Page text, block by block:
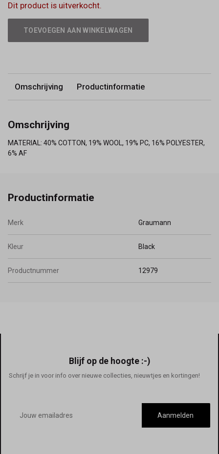
Dit product is uitverkocht.
TOEVOEGEN AAN WINKELWAGEN
Omschrijving Productinformatie
Omschrijving
MATERIAL: 40% COTTON, 19% WOOL, 19% PC, 16% POLYESTER,
6% AF
Productinformatie
Merk Graumann
Kleur Black
Productnummer 12979
Blijf op de hoogte :-)
Schrijf je in voor info over nieuwe collecties, nieuwtjes en kortingen!
mailadres
Aanmelden